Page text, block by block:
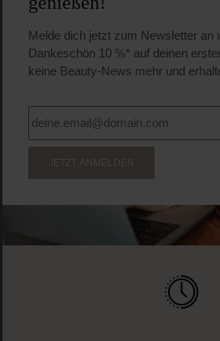
Melde dich jetzt zum Newsletter an
Dankeschön 10 %* auf deinen
keine Beauty-News mehr und
JETZT ANMELDEN